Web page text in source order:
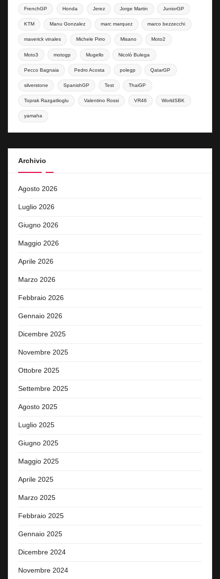
FrenchGP Honda Jerez Jorge Martin JuniorGP
KTM Manu Gonzalez marc marquez marco bezzecchi
maverick vinales Michele Pirro Misano Moto2
Moto3 motogp Mugello Nicolò Bulega
Pecco Bagnaia Pedro Acosta polegp QatarGP
silverstone SpanishGP Test ThaiGP
Toprak Razgatlioglu Valentino Rossi VR46 WorldSBK
yamaha
Archivio
Agosto 2026
Luglio 2026
Giugno 2026
Maggio 2026
Aprile 2026
Marzo 2026
Febbraio 2026
Gennaio 2026
Dicembre 2025
Novembre 2025
Ottobre 2025
Settembre 2025
Agosto 2025
Luglio 2025
Giugno 2025
Maggio 2025
Aprile 2025
Marzo 2025
Febbraio 2025
Gennaio 2025
Dicembre 2024
Novembre 2024